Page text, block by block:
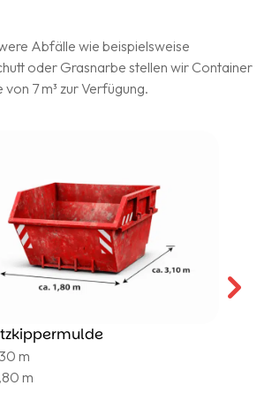
Abfälle wie beispielsweise
oder Grasnarbe stellen wir Container
7 m³ zur Verfügung.
m
m